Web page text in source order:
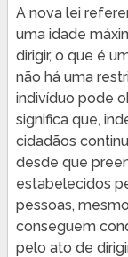
A nova lei
uma idade
dirigir, o que é
não há uma
indivíduo pode
significa que,
cidadãos
desde que
estabelecidos
pessoas,
conseguem
pelo ato de